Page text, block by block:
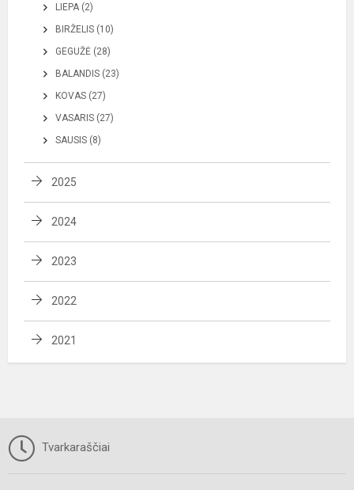
LIEPA (2)
BIRŽELIS (10)
GEGUŽĖ (28)
BALANDIS (23)
KOVAS (27)
VASARIS (27)
SAUSIS (8)
2025
2024
2023
2022
2021
Tvarkaraščiai